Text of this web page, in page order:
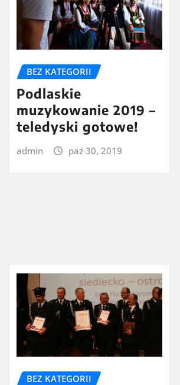
BEZ KATEGORII
Podlaskie
muzykowanie 2019 –
teledyski gotowe!
admin paź 30, 2019
BEZ KATEGORII